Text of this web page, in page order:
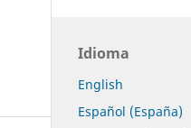
Idioma
English
Español (España)